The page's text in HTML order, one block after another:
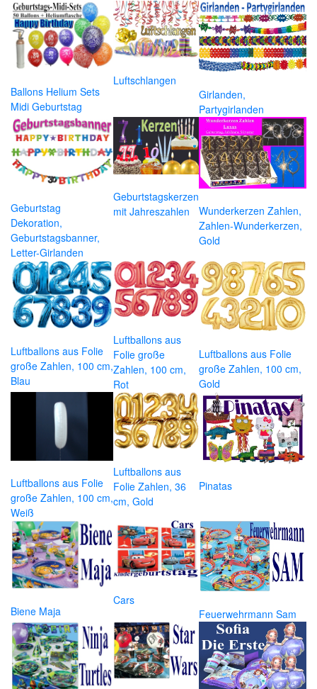
Ballons Helium Sets
Midi Geburtstag
Luftschlangen
Girlanden,
Partygirlanden
Geburtstag
Dekoration,
Geburtstagsbanner,
Letter-Girlanden
Geburtstagskerzen
mit Jahreszahlen
Wunderkerzen Zahlen,
Zahlen-Wunderkerzen,
Gold
Luftballons aus Folie
große Zahlen, 100 cm,
Blau
Luftballons aus
Folie große
Zahlen, 100 cm,
Rot
Luftballons aus Folie
große Zahlen, 100 cm,
Gold
Luftballons aus Folie
große Zahlen, 100 cm,
Weiß
Luftballons aus
Folie Zahlen, 36
cm, Gold
Pinatas
Biene Maja
Cars
Feuerwehrmann Sam